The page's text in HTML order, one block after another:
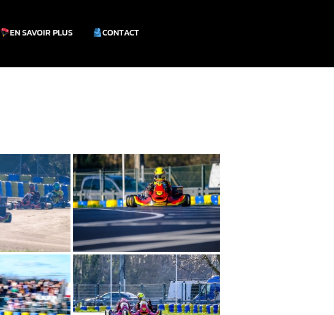
EN SAVOIR PLUS CONTACT